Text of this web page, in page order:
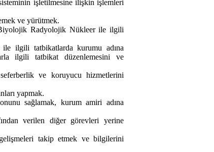
işletilmesine ilişkin işlemleri
ve yürütmek.
Radyolojik Nükleer ile ilgili
ilgili tatbikatlarda kurumu adına
ilgili tatbikat düzenlemesini ve
ve koruyucu hizmetlerini
yapmak.
sağlamak, kurum amiri adına
verilen diğer görevleri yerine
takip etmek ve bilgilerini